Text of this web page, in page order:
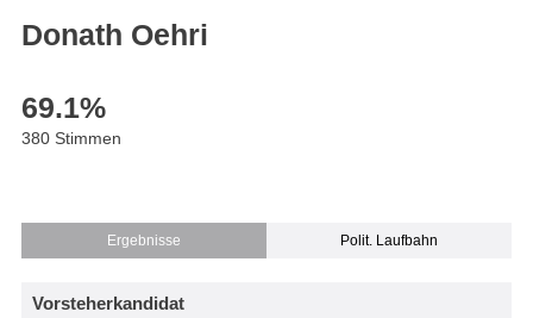
Donath Oehri
69.1%
380 Stimmen
Ergebnisse Polit. Laufbahn
Vorsteherkandidat